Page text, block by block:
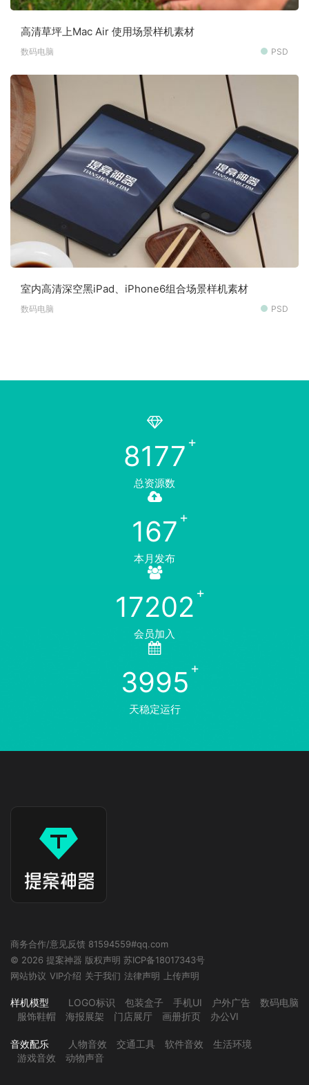
高清草坪上Mac Air 使用场景样机素材
数码电脑 PSD
室内高清深空黑iPad、iPhone6组合场景样机素材
数码电脑 PSD
8177
总资源数
167
本月发布
17202
会员加入
3995
天稳定运行
商务合作/意见反馈 81594559#qq.com
© 2026 提案神器 版权声明 苏ICP备18017343号
网站协议 VIP介绍 关于我们 法律声明 上传声明
样机模型 LOGO标识 包装盒子 手机UI 户外广告
数码电脑
服饰鞋帽
海报展架 门店展厅 画册折页 办公VI
音效配乐 人物音效 交通工具 软件音效
生活环境
游戏音效
动物声音